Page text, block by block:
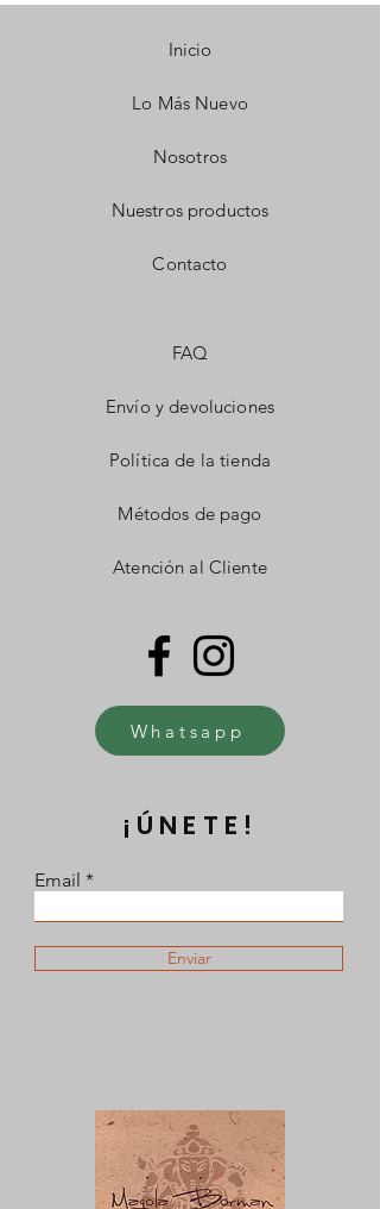
Inicio
Lo Más Nuevo
Nosotros
Nuestros productos
Contacto
FAQ
Envío y devoluciones
Política de la tienda
Métodos de pago
Atención al Cliente
Whatsapp
¡ÚNETE!
Email
Enviar